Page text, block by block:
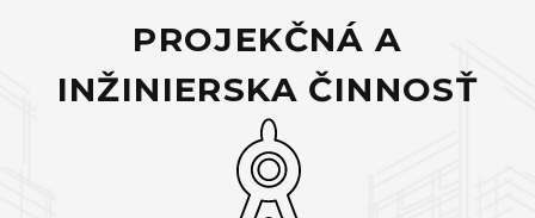
PROJEKČNÁ A
INŽINIERSKA ČINNOSŤ